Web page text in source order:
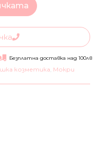
Безплатна доставка над 100лв
козметика Мокри